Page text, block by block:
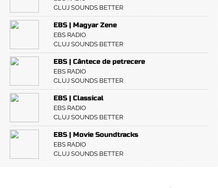
CLUJ SOUNDS BETTER
EBS | Magyar Zene
EBS RADIO
CLUJ SOUNDS BETTER
EBS | Cântece de petrecere
EBS RADIO
CLUJ SOUNDS BETTER
EBS | Classical
EBS RADIO
CLUJ SOUNDS BETTER
EBS | Movie Soundtracks
EBS RADIO
CLUJ SOUNDS BETTER